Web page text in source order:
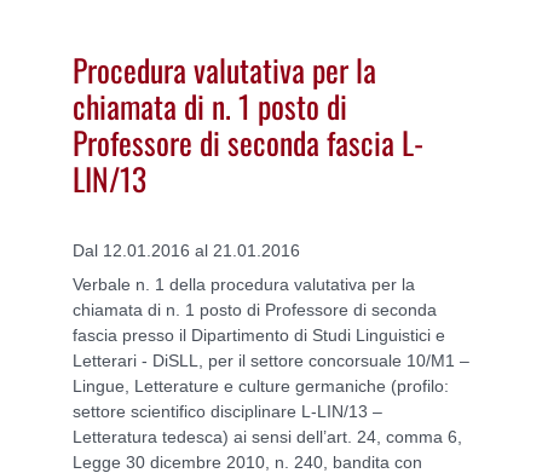
Procedura valutativa per la
chiamata di n. 1 posto di
Professore di seconda fascia L-
LIN/13
Dal 12.01.2016 al 21.01.2016
Verbale n. 1 della procedura valutativa per la
chiamata di n. 1 posto di Professore di seconda
fascia presso il Dipartimento di Studi Linguistici e
Letterari - DiSLL, per il settore concorsuale 10/M1 –
Lingue, Letterature e culture germaniche (profilo:
settore scientifico disciplinare L-LIN/13 –
Letteratura tedesca) ai sensi dell’art. 24, comma 6,
Legge 30 dicembre 2010, n. 240, bandita con